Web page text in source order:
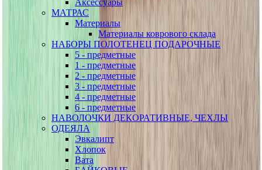
Аксессуары
МАТРАС
Материалы
Материалы коврового склада
НАБОРЫ ПОЛОТЕНЕЦ ПОДАРОЧНЫЕ
5 - предметные
1 - предметные
2 - предметные
3 - предметные
4 - предметные
6 - предметные
НАВОЛОЧКИ ДЕКОРАТИВНЫЕ, ЧЕХЛЫ
ОДЕЯЛА
Эвкалипт
Хлопок
Вата